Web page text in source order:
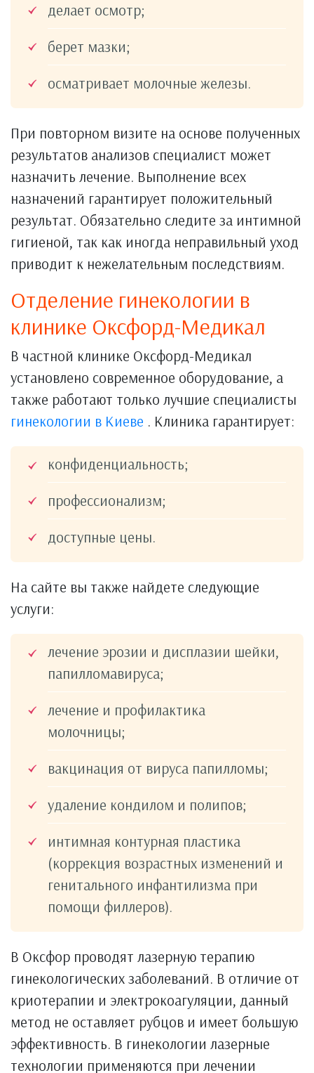
делает осмотр;
берет мазки;
осматривает молочные железы.
При повторном визите на основе полученных
результатов анализов специалист может
назначить лечение. Выполнение всех
назначений гарантирует положительный
результат. Обязательно следите за интимной
гигиеной, так как иногда неправильный уход
приводит к нежелательным последствиям.
Отделение гинекологии в
клинике Оксфорд-Медикал
В частной клинике Оксфорд-Медикал
установлено современное оборудование, а
также работают только лучшие специалисты
гинекологии в Киеве . Клиника гарантирует:
конфиденциальность;
профессионализм;
доступные цены.
На сайте вы также найдете следующие
услуги:
лечение эрозии и дисплазии шейки,
папилломавируса;
лечение и профилактика
молочницы;
вакцинация от вируса папилломы;
удаление кондилом и полипов;
интимная контурная пластика
(коррекция возрастных изменений и
генитального инфантилизма при
помощи филлеров).
В Оксфор проводят лазерную терапию
гинекологических заболеваний. В отличие от
криотерапии и электрокоагуляции, данный
метод не оставляет рубцов и имеет большую
эффективность. В гинекологии лазерные
технологии применяются при лечении